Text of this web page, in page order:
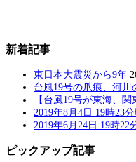
新着記事
東日本大震災から9年
台風19号の爪痕、河
【台風19号が東海、
2019年8月4日 19時23
2019年6月24日 19時
ピックアップ記事